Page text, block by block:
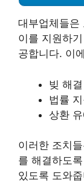
대부업체들은
이를 지원하
공합니다. 이
빚 해
법률
상환
이러한 조치
를 해결하도
있도록 도와